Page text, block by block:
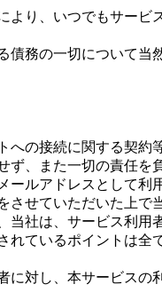
り、いつでもサービ
務の一切について当
の接続に関する契約
、また一切の責任を
ルアドレスとして利
せていただいた上で
社は、サービス利用
ているポイントは全
対し、本サービスの